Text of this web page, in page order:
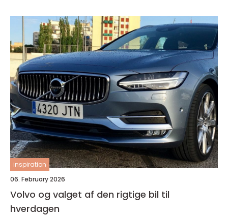
inspiration
06. February 2026
Volvo og valget af den rigtige bil til
hverdagen